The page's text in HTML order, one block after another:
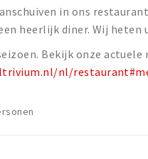
in ons
heerlijk diner. Wij heten
Bekijk onze actuele
nl/